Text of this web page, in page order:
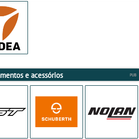
e acessórios